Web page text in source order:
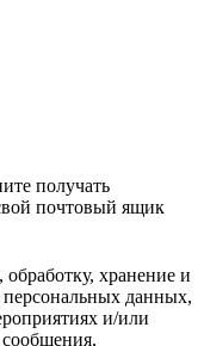
получать
почтовый ящик
хранение и
данных,
и/или